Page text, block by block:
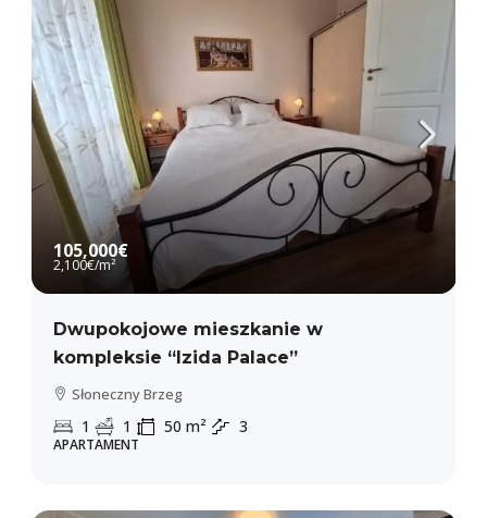
105,000€
2,100€/m²
Dwupokojowe mieszkanie w
kompleksie “Izida Palace”
Słoneczny Brzeg
1 1 50 m² 3
APARTAMENT